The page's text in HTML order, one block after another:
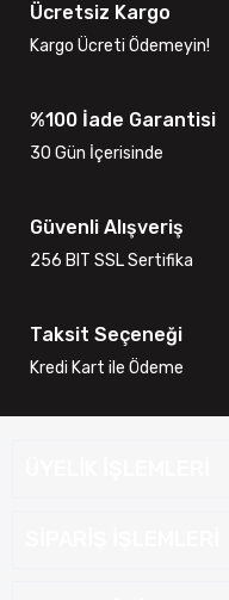
Ücretsiz Kargo
Kargo Ücreti Ödemeyin!
%100 İade Garantisi
30 Gün İçerisinde
Güvenli Alışveriş
256 BIT SSL Sertifika
Taksit Seçeneği
Kredi Kart ile Ödeme